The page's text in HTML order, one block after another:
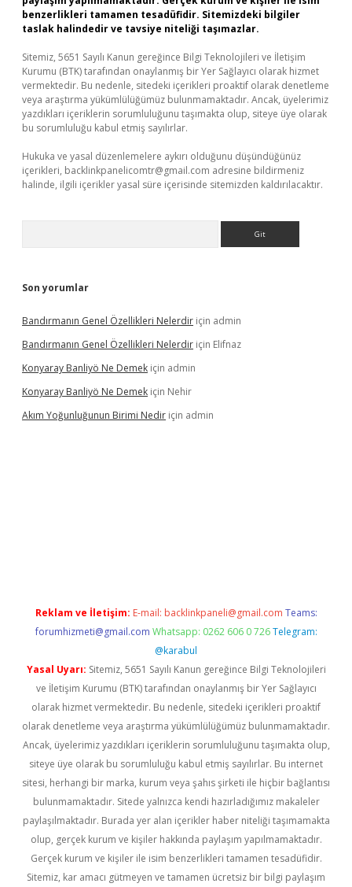
benzerlikleri tamamen tesadüfidir. Sitemizdeki bilgiler
taslak halindedir ve tavsiye niteliği taşımazlar.
Sitemiz, 5651 Sayılı Kanun gereğince Bilgi Teknolojileri ve İletişim
Kurumu (BTK) tarafından onaylanmış bir Yer Sağlayıcı olarak hizmet
vermektedir. Bu nedenle, sitedeki içerikleri proaktif olarak denetleme
veya araştırma yükümlülüğümüz bulunmamaktadır. Ancak, üyelerimiz
yazdıkları içeriklerin sorumluluğunu taşımakta olup, siteye üye olarak
bu sorumluluğu kabul etmiş sayılırlar.
Hukuka ve yasal düzenlemelere aykırı olduğunu düşündüğünüz
içerikleri, backlinkpanelicomtr@gmail.com adresine bildirmeniz
halinde, ilgili içerikler yasal süre içerisinde sitemizden kaldırılacaktır.
Son yorumlar
Bandırmanın Genel Özellikleri Nelerdir için admin
Bandırmanın Genel Özellikleri Nelerdir için Elifnaz
Konyaray Banliyö Ne Demek için admin
Konyaray Banliyö Ne Demek için Nehir
Akım Yoğunluğunun Birimi Nedir için admin
Reklam ve İletişim: E-mail: backlinkpaneli@gmail.com Teams:
forumhizmeti@gmail.com Whatsapp: 0262 606 0 726 Telegram:
@karabul
Yasal Uyarı: Sitemiz, 5651 Sayılı Kanun gereğince Bilgi Teknolojileri
ve İletişim Kurumu (BTK) tarafından onaylanmış bir Yer Sağlayıcı
olarak hizmet vermektedir. Bu nedenle, sitedeki içerikleri proaktif
olarak denetleme veya araştırma yükümlülüğümüz bulunmamaktadır.
Ancak, üyelerimiz yazdıkları içeriklerin sorumluluğunu taşımakta olup,
siteye üye olarak bu sorumluluğu kabul etmiş sayılırlar. Bu internet
sitesi, herhangi bir marka, kurum veya şahıs şirketi ile hiçbir bağlantısı
bulunmamaktadır. Sitede yalnızca kendi hazırladığımız makaleler
paylaşılmaktadır. Burada yer alan içerikler haber niteliği taşımamakta
olup, gerçek kurum ve kişiler hakkında paylaşım yapılmamaktadır.
Gerçek kurum ve kişiler ile isim benzerlikleri tamamen tesadüfidir.
Sitemiz, kar amacı gütmeyen ve tamamen ücretsiz bir bilgi paylaşım